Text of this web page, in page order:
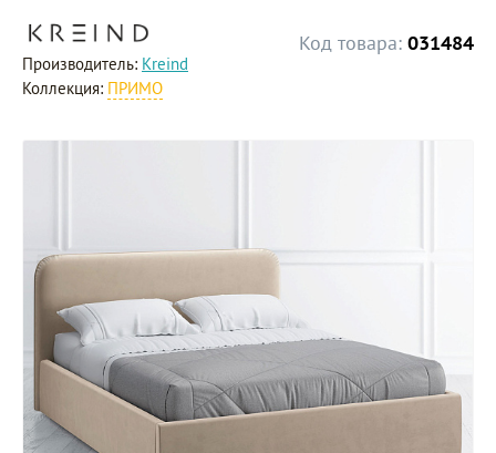
Код товара: 031484
Производитель: Kreind
Коллекция: ПРИМО